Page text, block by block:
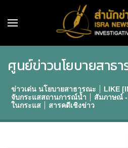
ศูนย์ข่าวนโยบายสาธ
ข่าวเด่น นโยบายสาธารณะ
LIKE
จับกระแสสถานการณ์น้ำ
สัมภาษณ์ -
ในกระแส
สารคดีเชิงข่าว